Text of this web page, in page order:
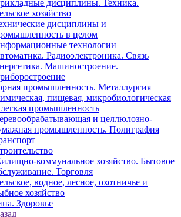
дисциплины. Техника.
хозяйство
дисциплины и
в целом
технологии
Радиоэлектроника. Связь
Машиностроение.
промышленность. Металлургия
пищевая, микробиологическая
промышленность
и целлюлозно-
промышленность. Полиграфия
коммунальное хозяйство. Бытовое
Торговля
водное, лесное, охотничье и
хозяйство
Здоровье